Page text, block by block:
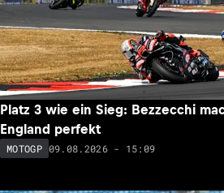
Platz 3 wie ein Sieg: Bezzecchi
England perfekt
MOTOGP 09.08.2026 - 15:09